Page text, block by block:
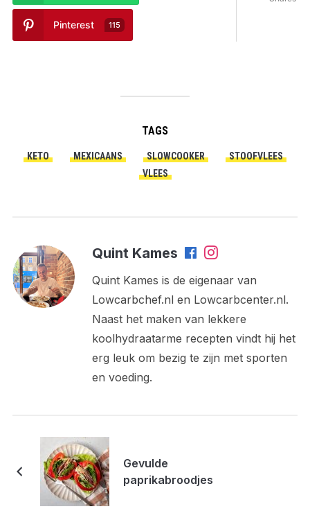
Pinterest 115
TAGS
KETO MEXICAANS SLOWCOOKER
STOOFVLEES
VLEES
Quint Kames
Quint Kames is de eigenaar van
Lowcarbchef.nl en Lowcarbcenter.nl.
Naast het maken van lekkere
koolhydraatarme recepten vindt hij het
erg leuk om bezig te zijn met sporten
en voeding.
Gevulde
paprikabroodjes